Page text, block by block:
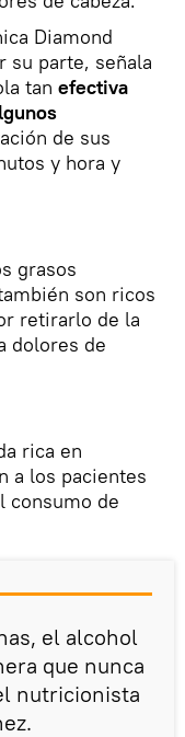
Diamond
su parte, señala
tan efectiva
de sus
y hora y
grasos
son ricos
retirarlo de la
dolores de
rica en
a los pacientes
consumo de
el alcohol
que nunca
nutricionista